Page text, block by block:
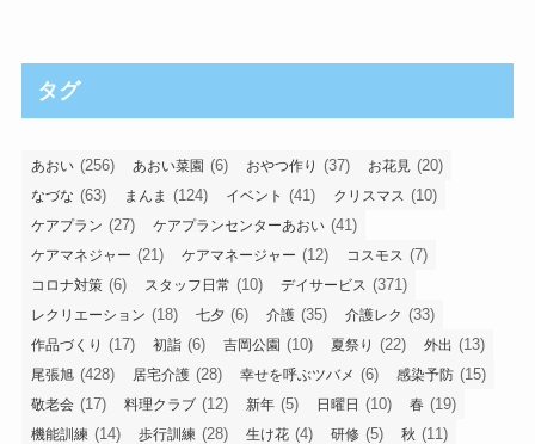
タグ
あおい (256) あおい菜園 (6) おやつ作り (37) お花見 (20)
なづな (63) まんま (124) イベント (41) クリスマス (10)
ケアプラン (27) ケアプランセンターあおい (41)
ケアマネジャー (21) ケアマネージャー (12) コスモス (7)
コロナ対策 (6) スタッフ日常 (10) デイサービス (371)
レクリエーション (18) 七夕 (6) 介護 (35) 介護レク (33)
作品づくり (17) 初詣 (6) 吉岡公園 (10) 夏祭り (22) 外出 (13)
尾張旭 (428) 居宅介護 (28) 幸せを呼ぶツバメ (6) 感染予防 (15)
敬老会 (17) 料理クラブ (12) 新年 (5) 日曜日 (10) 春 (19)
機能訓練 (14) 歩行訓練 (28) 生け花 (4) 研修 (5) 秋 (11)